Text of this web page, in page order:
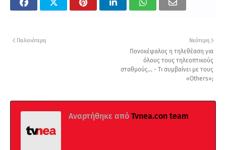
Νεότερη
Πονοκέφαλος η τηλεθέαση για
όλους τους τηλεοπτικούς
σταθμούς... - Τι συμβαίνει με τους
«Others»;
Παλαιότερη
Αναρτήθηκε από Tvnea.con team